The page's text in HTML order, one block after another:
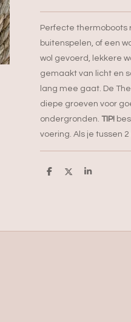
Perfecte thermoboots
buitenspelen, of een
wol gevoerd, lekkere
gemaakt van licht en
lang mee gaat. De
diepe groeven voor
ondergronden. TIP!
voering. Als je tussen
D
D
S